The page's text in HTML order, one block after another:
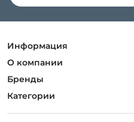
Информация
Политика конфиденциальности
Гарантия
Оплата и доставка
О компании
О компании
Контакты
Бренды
Artelamp
Категории
Люстры